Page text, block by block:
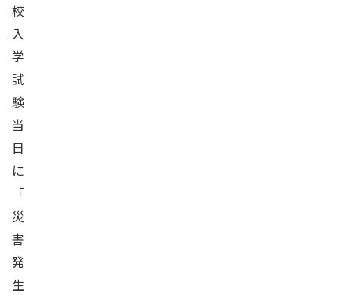
校
入
学
試
験
当
日
に
「
災
害
発
生